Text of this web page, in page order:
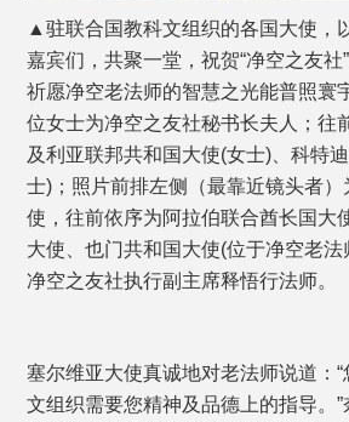
▲驻联合国教科文组织的各国大使，
嘉宾们，共聚一堂，祝贺“净空之友社
祈愿净空老法师的智慧之光能普照寰
位女士为净空之友社秘书长夫人；往
及利亚联邦共和国大使(女士)、科特
士)；照片前排左侧（最靠近镜头者）
使，往前依序为阿拉伯联合酋长国大
大使、也门共和国大使(位于净空老
净空之友社执行副主席释悟行法师。
塞尔维亚大使真诚地对老法师说道：
文组织需要您精神及品德上的指导。